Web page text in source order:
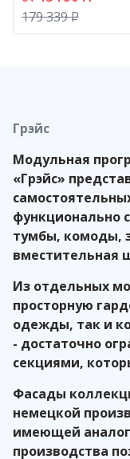
Применяемые в
компанииEgger
179 339P
Грэйс
Модульная
«Грэйс»
функционально
тумбы, комоды,
вместительная
Из отдельных
просторную
одежды, так и
- достаточно
секциями,
Фасады
немецкой
имеющей
производства